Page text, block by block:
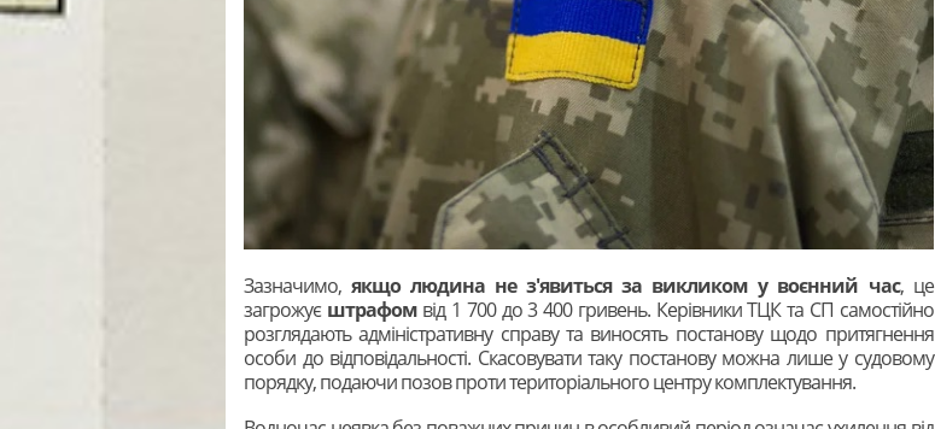
Зазначимо,якщо людина не з'явиться за викликом у воєнний час, це
загрожує штрафомвід 1 700 до 3 400 гривень. Керівники ТЦК та СП самостійно
розглядають адміністративну справу та виносять постанову щодо притягнення
особи до відповідальності. Скасовувати таку постанову можна лише у судовому
порядку, подаючи позов проти територіального центру комплектування.